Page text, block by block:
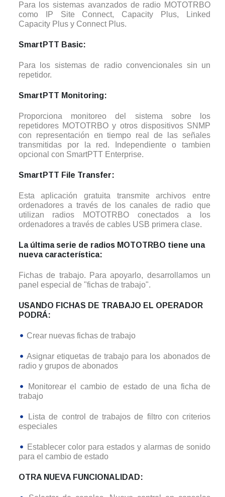
Para los sistemas avanzados de radio MOTOTRBO
como IP Site Connect, Capacity Plus, Linked
Capacity Plus y Connect Plus.
SmartPTT Basic:
Para los sistemas de radio convencionales sin un
repetidor.
SmartPTT Monitoring:
Proporciona monitoreo del sistema sobre los
repetidores MOTOTRBO y otros dispositivos SNMP
con representación en tiempo real de las señales
transmitidas por la red. Independiente o tambien
opcional con SmartPTT Enterprise.
SmartPTT File Transfer:
Esta aplicación gratuita transmite archivos entre
ordenadores a través de los canales de radio que
utilizan radios MOTOTRBO conectados a los
ordenadores a través de cables USB primera clase.
La última serie de radios MOTOTRBO tiene una
nueva característica:
Fichas de trabajo. Para apoyarlo, desarrollamos un
panel especial de "fichas de trabajo".
USANDO FICHAS DE TRABAJO EL OPERADOR
PODRÁ:
Crear nuevas fichas de trabajo
Asignar etiquetas de trabajo para los abonados de
radio y grupos de abonados
Monitorear el cambio de estado de una ficha de
trabajo
Lista de control de trabajos de filtro con criterios
especiales
Establecer color para estados y alarmas de sonido
para el cambio de estado
OTRA NUEVA FUNCIONALIDAD: